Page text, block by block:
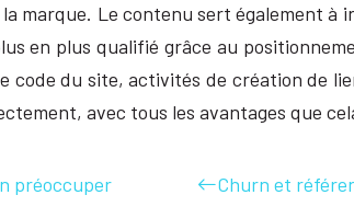
Le contenu sert également à
en plus qualifié grâce au
du site, activités de création de
avec tous les avantages que
préoccuper Churn et